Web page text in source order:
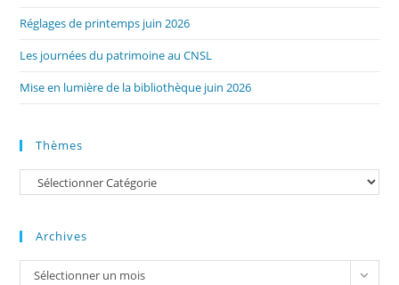
Réglages de printemps juin 2026
Les journées du patrimoine au CNSL
Mise en lumière de la bibliothèque juin 2026
Thèmes
Catégories
Archives
Archives
Sélectionner un mois